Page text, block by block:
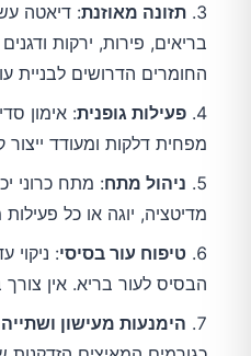
תזונה מאוזנת: דיאטה
בריאים, פירות, ירקות
החומרים הדרושים לבניית
פעילות גופנית: אימון
מפחית דלקות ומעודד ייצור
ניהול מתח: מתח כרוני
מדיטציה, יוגה או כל
טיפוח עור בסיסי:
הבסיס לעור בריא. אין
הימנעות מעישון